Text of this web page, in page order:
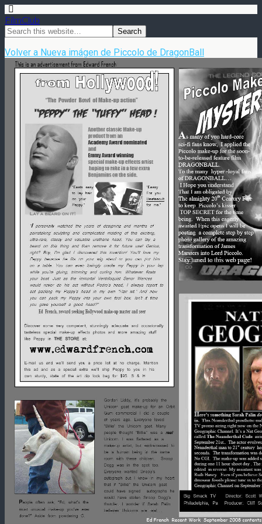
FilmClub
Volver a Nueva imágen de Piccolo de DragonBall